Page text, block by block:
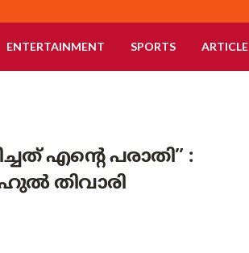
ENTERTAINMENT SPORTS ARTICLE
എന്റെ പരാതി” :
തിവാരി